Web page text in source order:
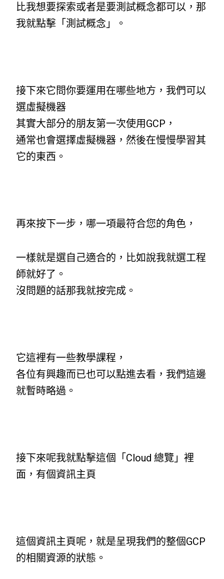
比我想要探索或者是要測試概念都可以，那
我就點擊「測試概念」。
接下來它問你要運用在哪些地方，我們可以
選虛擬機器
其實大部分的朋友第一次使用GCP，
通常也會選擇虛擬機器，然後在慢慢學習其
它的東西。
再來按下一步，哪一項最符合您的角色，
一樣就是選自己適合的，比如說我就選工程
師就好了。
沒問題的話那我就按完成。
它這裡有一些教學課程，
各位有興趣而已也可以點進去看，我們這邊
就暫時略過。
接下來呢我就點擊這個「Cloud 總覽」裡
面，有個資訊主頁
這個資訊主頁呢，就是呈現我們的整個GCP
的相關資源的狀態。